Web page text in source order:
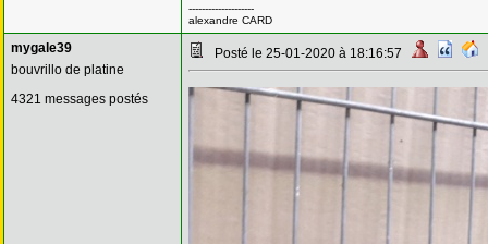
--------------------
alexandre CARD
mygale39
bouvrillo de platine
4321 messages postés
Posté le 25-01-2020 à 18:16:57